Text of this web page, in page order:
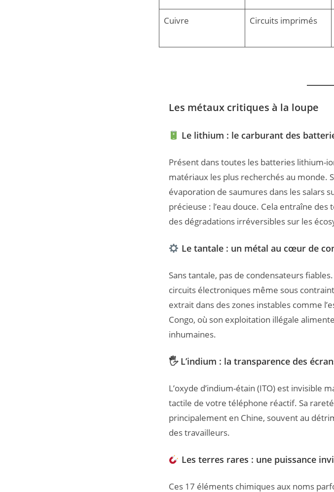
Cuivre Circuits imprimés
Les métaux critiques à la loupe
Le lithium : le carburant des
Présent dans toutes les batteries lithium-
matériaux les plus recherchés au monde.
évaporation de saumures dans les salars
précieuse : l’eau douce. Cela entraîne
des dégradations irréversibles sur les
Le tantale : un métal au cœur de
Sans tantale, pas de condensateurs
circuits électroniques même sous
extrait dans des zones instables comme
Congo, où son exploitation illégale
inhumaines.
🖐 L’indium : la transparence des
L’oxyde d’indium-étain (ITO) est invisible
tactile de votre téléphone réactif. Sa
principalement en Chine, souvent au
des travailleurs.
Les terres rares : une puissance
Ces 17 éléments chimiques aux noms